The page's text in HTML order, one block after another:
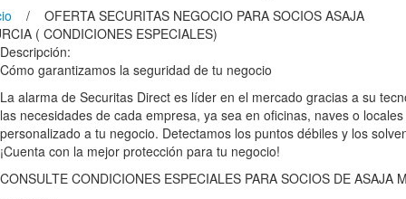
/ OFERTA SECURITAS NEGOCIO PARA SOCIOS ASAJA
( CONDICIONES ESPECIALES)
Descripción:
Cómo garantizamos la seguridad de tu negocio
La alarma de Securitas Direct es líder en el mercado gracias a su
las necesidades de cada empresa, ya sea en oficinas, naves o
personalizado a tu negocio. Detectamos los puntos débiles y los
¡Cuenta con la mejor protección para tu negocio!
CONSULTE CONDICIONES ESPECIALES PARA SOCIOS DE ASAJA